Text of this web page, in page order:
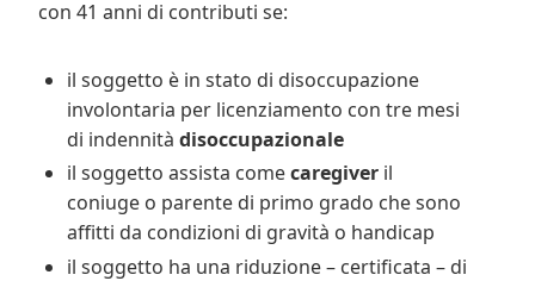
con 41 anni di contributi se:
il soggetto è in stato di disoccupazione
involontaria per licenziamento con tre mesi
di indennità disoccupazionale
il soggetto assista comecaregiver il
coniuge o parente di primo grado che sono
affitti da condizioni di gravità o handicap
il soggetto ha una riduzione – certificata – di